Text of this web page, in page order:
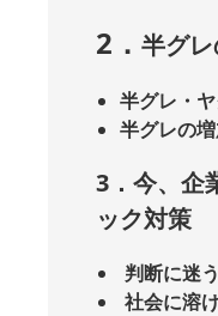
2． 半グ
半グレ・
半グレの
3． 今、企
ック対策
判断に迷
社会に溶